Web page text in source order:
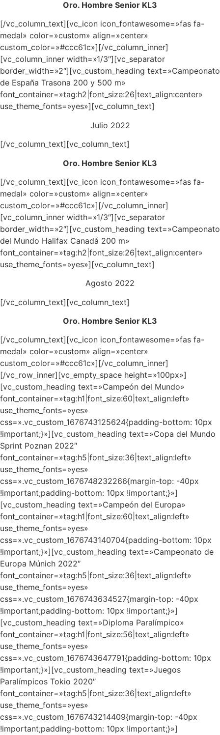
Oro. Hombre Senior KL3
[/vc_column_text][vc_icon icon_fontawesome=»fas fa-
medal» color=»custom» align=»center»
custom_color=»#ccc61c»][/vc_column_inner]
[vc_column_inner width=»1/3″][vc_separator
border_width=»2″][vc_custom_heading text=»Campeonato
de España Trasona 200 y 500 m»
font_container=»tag:h2|font_size:26|text_align:center»
use_theme_fonts=»yes»][vc_column_text]
Julio 2022
[/vc_column_text][vc_column_text]
Oro. Hombre Senior KL3
[/vc_column_text][vc_icon icon_fontawesome=»fas fa-
medal» color=»custom» align=»center»
custom_color=»#ccc61c»][/vc_column_inner]
[vc_column_inner width=»1/3″][vc_separator
border_width=»2″][vc_custom_heading text=»Campeonato
del Mundo Halifax Canadá 200 m»
font_container=»tag:h2|font_size:26|text_align:center»
use_theme_fonts=»yes»][vc_column_text]
Agosto 2022
[/vc_column_text][vc_column_text]
Oro. Hombre Senior KL3
[/vc_column_text][vc_icon icon_fontawesome=»fas fa-
medal» color=»custom» align=»center»
custom_color=»#ccc61c»][/vc_column_inner]
[/vc_row_inner][vc_empty_space height=»100px»]
[vc_custom_heading text=»Campeón del Mundo»
font_container=»tag:h1|font_size:60|text_align:left»
use_theme_fonts=»yes»
css=».vc_custom_1676743125624{padding-bottom: 10px
!important;}»][vc_custom_heading text=»Copa del Mundo
Sprint Poznan 2022″
font_container=»tag:h5|font_size:36|text_align:left»
use_theme_fonts=»yes»
css=».vc_custom_1676748232266{margin-top: -40px
!important;padding-bottom: 10px !important;}»]
[vc_custom_heading text=»Campeón del Europa»
font_container=»tag:h1|font_size:60|text_align:left»
use_theme_fonts=»yes»
css=».vc_custom_1676743140704{padding-bottom: 10px
!important;}»][vc_custom_heading text=»Campeonato de
Europa Múnich 2022″
font_container=»tag:h5|font_size:36|text_align:left»
use_theme_fonts=»yes»
css=».vc_custom_1676743634527{margin-top: -40px
!important;padding-bottom: 10px !important;}»]
[vc_custom_heading text=»Diploma Paralímpico»
font_container=»tag:h1|font_size:56|text_align:left»
use_theme_fonts=»yes»
css=».vc_custom_1676743647791{padding-bottom: 10px
!important;}»][vc_custom_heading text=»Juegos
Paralímpicos Tokio 2020″
font_container=»tag:h5|font_size:36|text_align:left»
use_theme_fonts=»yes»
css=».vc_custom_1676743214409{margin-top: -40px
!important;padding-bottom: 10px !important;}»]